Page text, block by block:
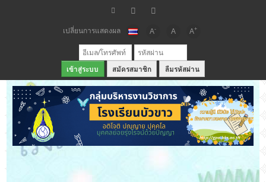
เปลี่ยนการแสดงผล A- A A+
สมัครสมาชิก ลืมรหัสผ่าน
เว็บไซต์กลุ่มบริหารวิชาการ โรงเรียนบัวขาว